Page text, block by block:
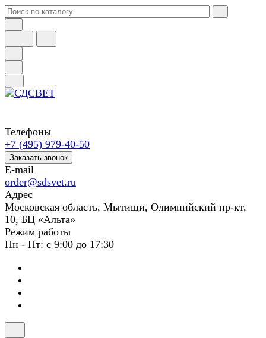
Телефоны
+7 (495) 979-40-50
Заказать звонок
E-mail
order@sdsvet.ru
Адрес
Московская область, Мытищи, Олимпийский пр-кт,
10, БЦ «Альта»
Режим работы
Пн - Пт: с 9:00 до 17:30